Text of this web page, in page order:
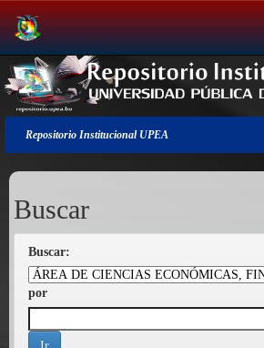
Salir
de
la
navegación
Repositorio Institucional UPEA
Buscar
Buscar:
por